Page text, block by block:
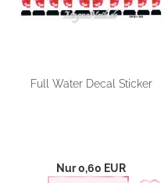
Full Water Decal Sticker
Nur 0,60 EUR